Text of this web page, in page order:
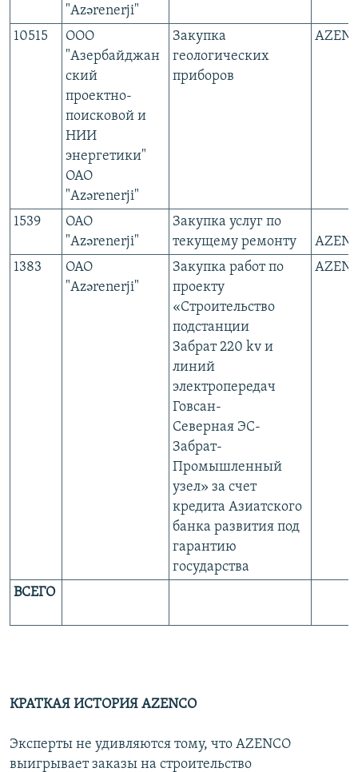
"Azərenerji"
10515
ООО
"Азербайджан
ский
проектно-
поисковой и
НИИ
энергетики"
ОАО
"Azərenerji"
Закупка
геологических
приборов
1539
ОАО
"Azərenerji"
Закупка услуг по
текущему ремонту
1383
ОАО
"Azərenerji"
Закупка работ по
проекту
«Строительство
подстанции
Забрат 220 kv и
линий
электропередач
Говсан-
Северная ЭС-
Забрат-
Промышленный
узел» за счет
кредита Азиатского
банка развития под
гарантию
государства
ВСЕГО
КРАТКАЯ ИСТОРИЯ AZENCO
Эксперты не удивляются тому, что AZENCO
выигрывает заказы на строительство